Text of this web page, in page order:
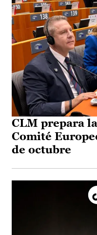
CLM prepara
Comité
de octubre